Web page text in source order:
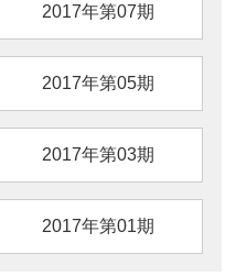
2017年第07期
2017年第05期
2017年第03期
2017年第01期